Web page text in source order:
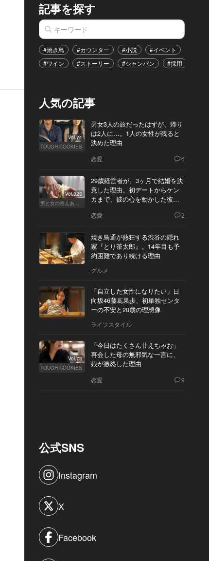
記事を探す
#焼き鳥 #カウンター #小説 #イベント
#ワイン
#ストーリー #シャンパン #採用
人気の記事
Vol.74
TOUGH COOKIES
男女3人の旅だったはずが、帰り
は2人に…。1人の女性が残ると
決めた理由
恋愛 6
Vol.323
男と女の答えあわせ【Q】
29歳経営者が、3ヶ月で結婚を決
意した理由。初デートからケン
カまで、彼の心を動かした彼女
恋愛 2
焼き鳥通が熱狂する渋谷の隠れ
家『とり茶太郎』。14年目も予
約困難であり続ける理由
グルメ
「自立した女性になりたい」日
向坂46藤嶌果歩、初単独センタ
ーの不安と20歳の理想像
ライフスタイル
Vol.73
TOUGH COOKIES
「今日はたくさん甘えちゃお」
再会した母の無邪気な一言に、
娘が激怒した理由
恋愛 9
公式SNS
Instagram
X
Facebook